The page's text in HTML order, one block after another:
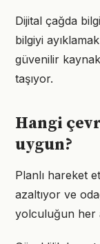
Dijital çağda
bilgiyi
güvenilir
taşıyor.
Hangi
uygun?
Planlı hareket
azaltıyor ve
yolculuğun her